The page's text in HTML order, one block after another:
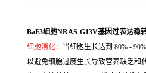
BaF3细胞NRAS-G13V基因过表达稳
细胞消化： 当细胞生长达到 80% -
以避免细胞过度生长导致营养缺乏和